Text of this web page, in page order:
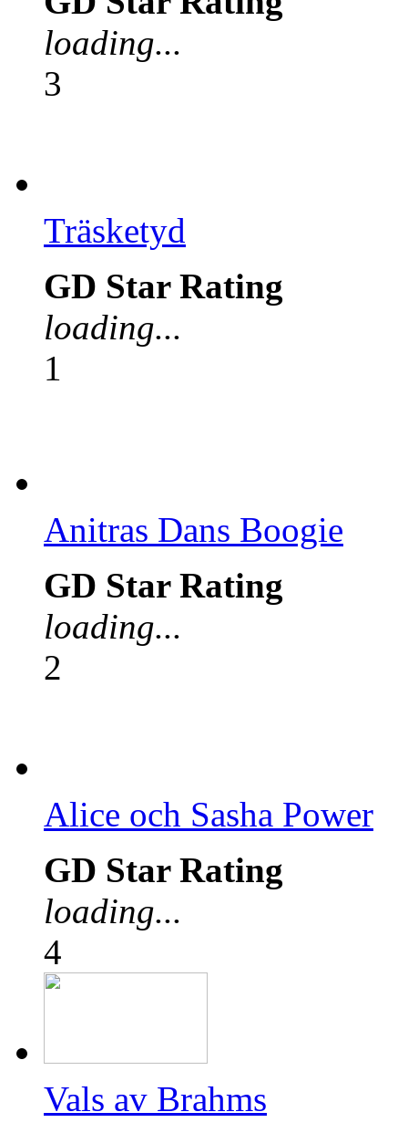
loading...
3
Träsketyd
GD Star Rating
loading...
1
Anitras Dans Boogie
GD Star Rating
loading...
2
Alice och Sasha Power
GD Star Rating
loading...
4
Vals av Brahms